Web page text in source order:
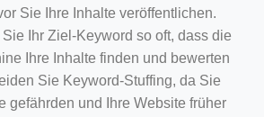
Sie Ihre Inhalte veröffentlichen.
Ihr Ziel-Keyword so oft, dass die
Ihre Inhalte finden und bewerten
Sie Keyword-Stuffing, da Sie
gefährden und Ihre Website früher